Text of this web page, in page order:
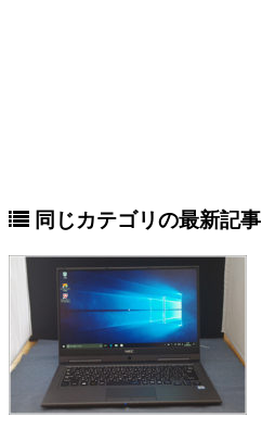
同じカテゴリの最新記事